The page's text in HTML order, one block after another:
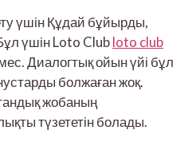
үшін Құдай бұйырды,
үшін Loto Clubloto club
Диалогтық ойын үйі бұл
болжаған жоқ.
жобаның
түзететін болады.